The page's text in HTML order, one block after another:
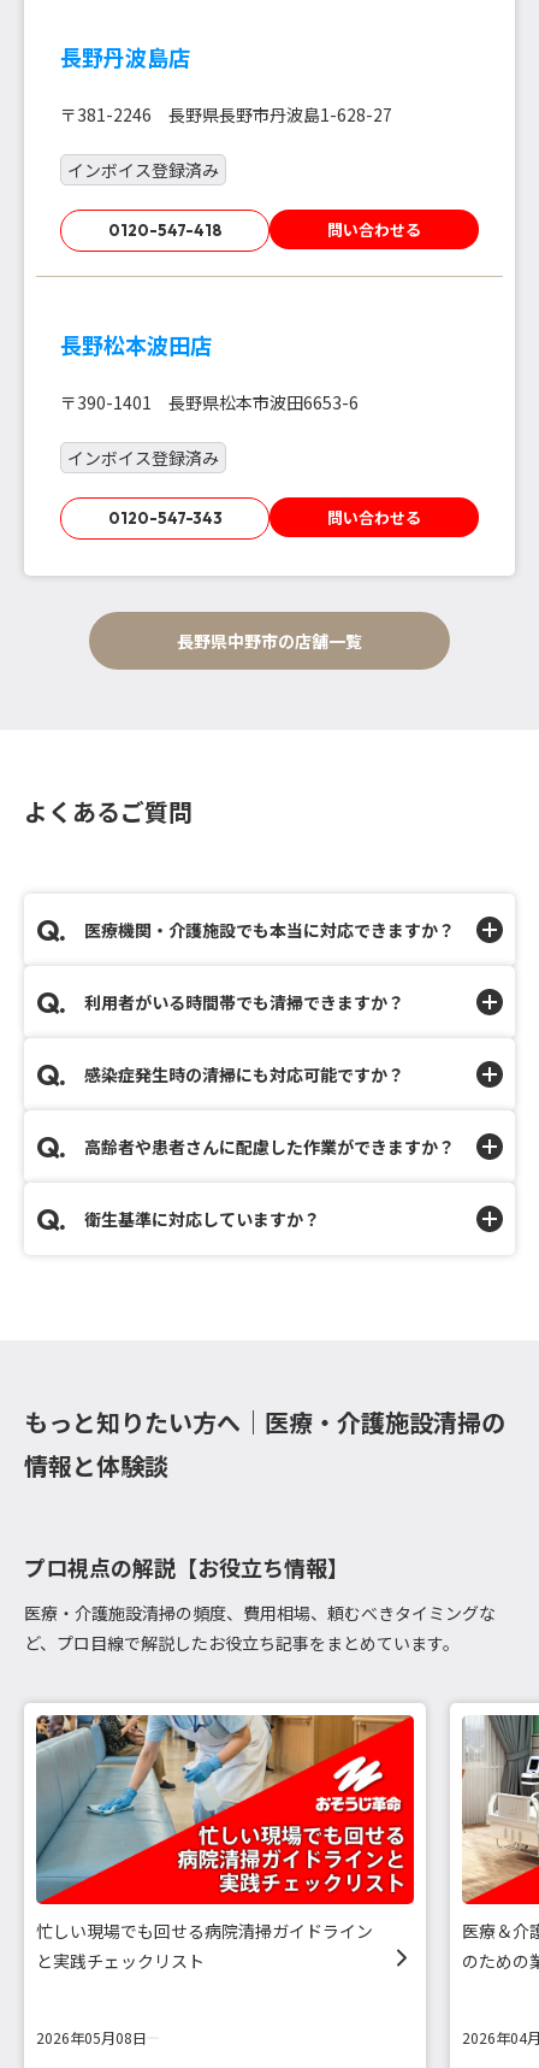
長野丹波島店
〒381-2246 長野県長野市丹波島1-628-27
インボイス登録済み
0120-547-418 問い合わせる
長野松本波田店
〒390-1401 長野県松本市波田6653-6
インボイス登録済み
0120-547-343 問い合わせる
長野県中野市の店舗一覧
よくあるご質問
医療機関・介護施設でも本当に対応できますか？
利用者がいる時間帯でも清掃できますか？
感染症発生時の清掃にも対応可能ですか？
高齢者や患者さんに配慮した作業ができますか？
衛生基準に対応していますか？
もっと知りたい方へ｜医療・介護施設清掃の
情報と体験談
プロ視点の解説【お役立ち情報】
医療・介護施設清掃の頻度、費用相場、頼むべきタイミングな
ど、プロ目線で解説したお役立ち記事をまとめています。
忙しい現場でも回せる病院清掃ガイドライン
と実践チェックリスト
2026年05月08日
医療＆介
のための
2026年04